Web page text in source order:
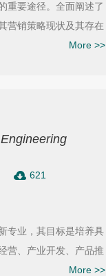
重要途径。全面阐述了
营销策略现状及其存在
More >>
621
专业，其目标是培养具
营、产业开发、产品推
More >>